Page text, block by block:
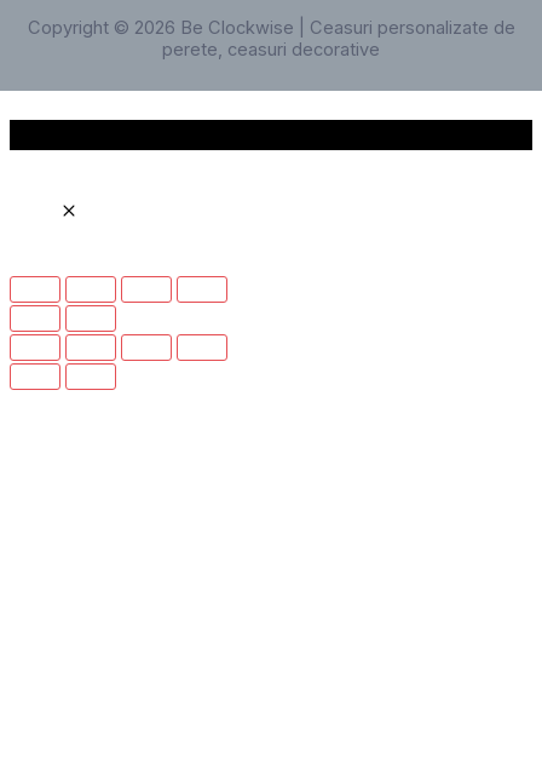
Copyright © 2026 Be Clockwise | Ceasuri personalizate de
perete, ceasuri decorative